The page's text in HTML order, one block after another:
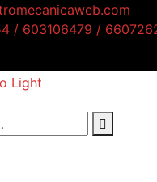
/ 603106479 /